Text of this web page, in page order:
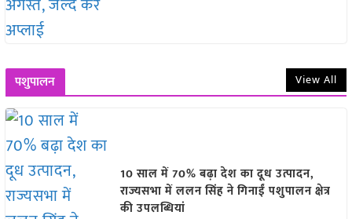
पशुपालन View All
10 साल में 70% बढ़ा देश का दूध उत्पादन,
राज्यसभा में ललन सिंह ने गिनाईं पशुपालन क्षेत्र
की उपलब्धियां